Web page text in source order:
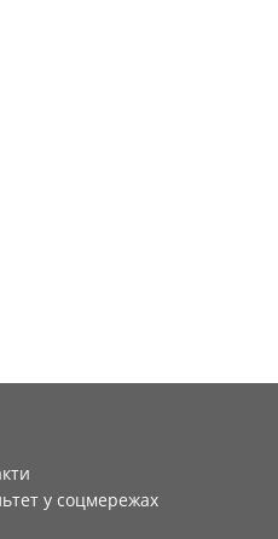
у соцмережах